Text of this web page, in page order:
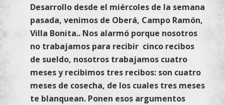
Desarrollo desde el miércoles de la semana
pasada, venimos de Oberá, Campo Ramón,
Villa Bonita.. Nos alarmó porque nosotros
no trabajamos para recibir cinco recibos
de sueldo, nosotros trabajamos cuatro
meses y recibimos tres recibos: son cuatro
meses de cosecha, de los cuales tres meses
te blanquean. Ponen esos argumentos